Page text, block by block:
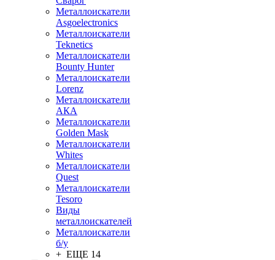
Металлоискатели
Asgoelectronics
Металлоискатели
Teknetics
Металлоискатели
Bounty Hunter
Металлоискатели
Lorenz
Металлоискатели
АКА
Металлоискатели
Golden Mask
Металлоискатели
Whites
Металлоискатели
Quest
Металлоискатели
Tesoro
Виды
металлоискателей
Металлоискатели
б/у
+ ЕЩЕ 14